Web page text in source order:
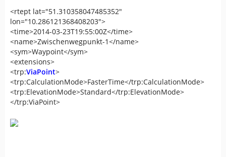
<rtept lat="51.310358047485352"
lon="10.286121368408203">
<time>2014-03-23T19:55:00Z</time>
<name>Zwischenwegpunkt-1</name>
<sym>Waypoint</sym>
<extensions>
<trp:ViaPoint>
<trp:CalculationMode>FasterTime</trp:CalculationMode>
<trp:ElevationMode>Standard</trp:ElevationMode>
</trp:ViaPoint>